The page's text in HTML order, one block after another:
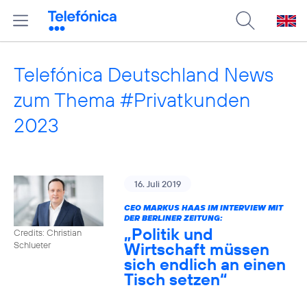
Telefónica Deutschland News
zum Thema #Privatkunden
2023
Credits: Christian
Schlueter
16. Juli 2019
CEO MARKUS HAAS IM INTERVIEW MIT
DER BERLINER ZEITUNG:
„Politik und
Wirtschaft müssen
sich endlich an einen
Tisch setzen“